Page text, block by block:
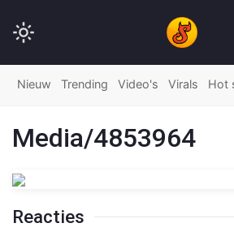
Nieuw Trending Video's Virals Hot
Media/4853964
Reacties